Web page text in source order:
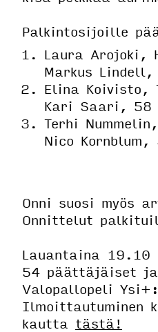
Palkintosijoille
Laura Arojoki,
Markus
Elina Koivisto,
Kari Saari, 58
Terhi
Nico Kornblum,
Onni suosi myös
Onnittelut
Lauantaina 19.10
54 päättäjäiset
Valopallopeli
Ilmoittautuminen
kautta tästä!